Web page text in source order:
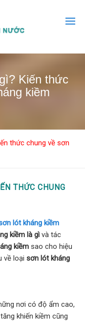
Kiến thức
kiềm
thức chung về sơn
THỨC CHUNG
lót kháng kiềm
kiềm là gì và tác
kiềm sao cho hiệu
về loại sơn lót kháng
nơi có độ ẩm cao,
khiến kiềm cũng